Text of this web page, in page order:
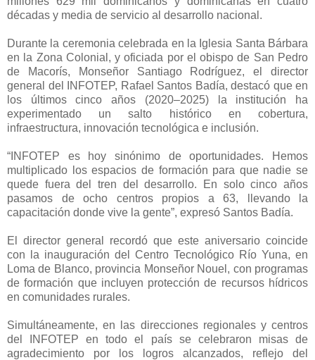
décadas y media de servicio al desarrollo nacional.
Durante la ceremonia celebrada en la Iglesia Santa Bárbara
en la Zona Colonial, y oficiada por el obispo de San Pedro
de Macorís, Monseñor Santiago Rodríguez, el director
general del INFOTEP, Rafael Santos Badía, destacó que en
los últimos cinco años (2020–2025) la institución ha
experimentado un salto histórico en cobertura,
infraestructura, innovación tecnológica e inclusión.
“INFOTEP es hoy sinónimo de oportunidades. Hemos
multiplicado los espacios de formación para que nadie se
quede fuera del tren del desarrollo. En solo cinco años
pasamos de ocho centros propios a 63, llevando la
capacitación donde vive la gente”, expresó Santos Badía.
El director general recordó que este aniversario coincide
con la inauguración del Centro Tecnológico Río Yuna, en
Loma de Blanco, provincia Monseñor Nouel, con programas
de formación que incluyen protección de recursos hídricos
en comunidades rurales.
Simultáneamente, en las direcciones regionales y centros
del INFOTEP en todo el país se celebraron misas de
agradecimiento por los logros alcanzados, reflejo del